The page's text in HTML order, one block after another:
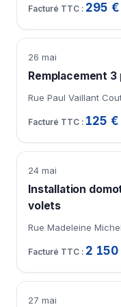
295 €
26 mai
Remplacement
Rue Paul Vaillant
125 €
24 mai
Installation
volets
Rue Madeleine
2 150
27 mai